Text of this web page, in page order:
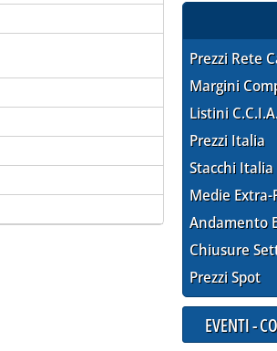
Prezzi Rete
Margini
Listini
Prezzi Italia
Stacchi Italia
Medie Extra-
Andamento
Chiusure
Prezzi Spot
EVENTI -